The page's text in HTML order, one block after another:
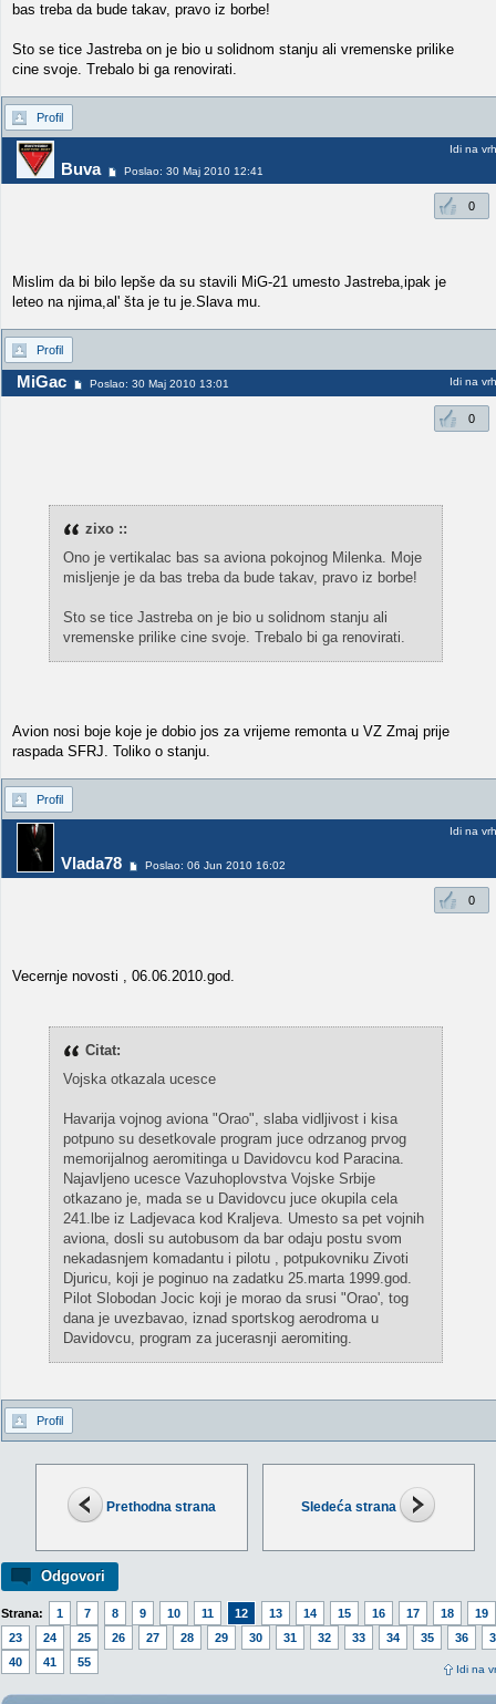
Prethodna strana Sledeća strana
Odgovori
Strana: 1 7 8 9 10 11 12 13 14 15 16 17 18
19
23
24 25 26 27 28 29 30 31 32 33 34 35 36
40
41 55
Idi na
bas treba da bude takav, pravo iz borbe!
Sto se tice Jastreba on je bio u solidnom stanju ali vremenske prilike
cine svoje. Trebalo bi ga renovirati.
Profil
Buva Poslao: 30 Maj 2010 12:41
Idi na vrh
0
Mislim da bi bilo lepše da su stavili MiG-21 umesto Jastreba,ipak je
leteo na njima,al' šta je tu je.Slava mu.
Profil
MiGac Poslao: 30 Maj 2010 13:01 Idi na vrh
0
zixo ::
Ono je vertikalac bas sa aviona pokojnog Milenka. Moje
misljenje je da bas treba da bude takav, pravo iz borbe!
Sto se tice Jastreba on je bio u solidnom stanju ali
vremenske prilike cine svoje. Trebalo bi ga renovirati.
Avion nosi boje koje je dobio jos za vrijeme remonta u VZ Zmaj prije
raspada SFRJ. Toliko o stanju.
Profil
Vlada78 Poslao: 06 Jun 2010 16:02
Idi na vrh
0
Vecernje novosti , 06.06.2010.god.
Citat:
Vojska otkazala ucesce
Havarija vojnog aviona "Orao", slaba vidljivost i kisa
potpuno su desetkovale program juce odrzanog prvog
memorijalnog aeromitinga u Davidovcu kod Paracina.
Najavljeno ucesce Vazuhoplovstva Vojske Srbije
otkazano je, mada se u Davidovcu juce okupila cela
241.lbe iz Ladjevaca kod Kraljeva. Umesto sa pet vojnih
aviona, dosli su autobusom da bar odaju postu svom
nekadasnjem komadantu i pilotu , potpukovniku Zivoti
Djuricu, koji je poginuo na zadatku 25.marta 1999.god.
Pilot Slobodan Jocic koji je morao da srusi "Orao', tog
dana je uvezbavao, iznad sportskog aerodroma u
Davidovcu, program za jucerasnji aeromiting.
Profil